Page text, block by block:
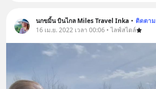
นกขมิ้น บินไกล Miles Travel Inka • ติดตาม
16 เม.ย. 2022 เวลา 00:06 • ไลฟ์สไตล์